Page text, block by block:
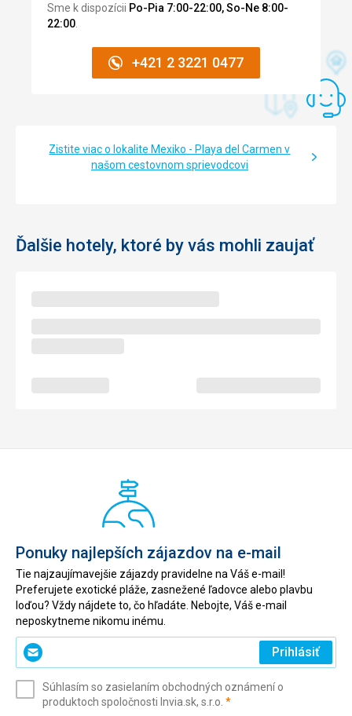
Sme k dispozícii Po-Pia 7:00-22:00, So-Ne 8:00-
22:00
+421 2 3221 0477
Zistite viac o lokalite Mexiko - Playa del Carmen v
našom cestovnom sprievodcovi
Ďalšie hotely, ktoré by vás mohli zaujať
Ponuky najlepších zájazdov na e-mail
Tie najzaujímavejšie zájazdy pravidelne na Váš e-mail!
Preferujete exotické pláže, zasnežené ľadovce alebo plavbu
loďou? Vždy nájdete to, čo hľadáte. Nebojte, Váš e-mail
neposkytneme nikomu inému.
Zadajte
svoj
(povinné)
Prihlásiť
Súhlasím so zasielaním obchodných oznámení o
produktoch spoločnosti Invia.sk, s.r.o. *(povinné)